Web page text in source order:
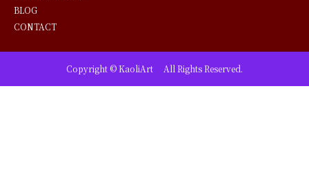
BLOG
CONTACT
Copyright © KaoliArt All Rights Reserved.